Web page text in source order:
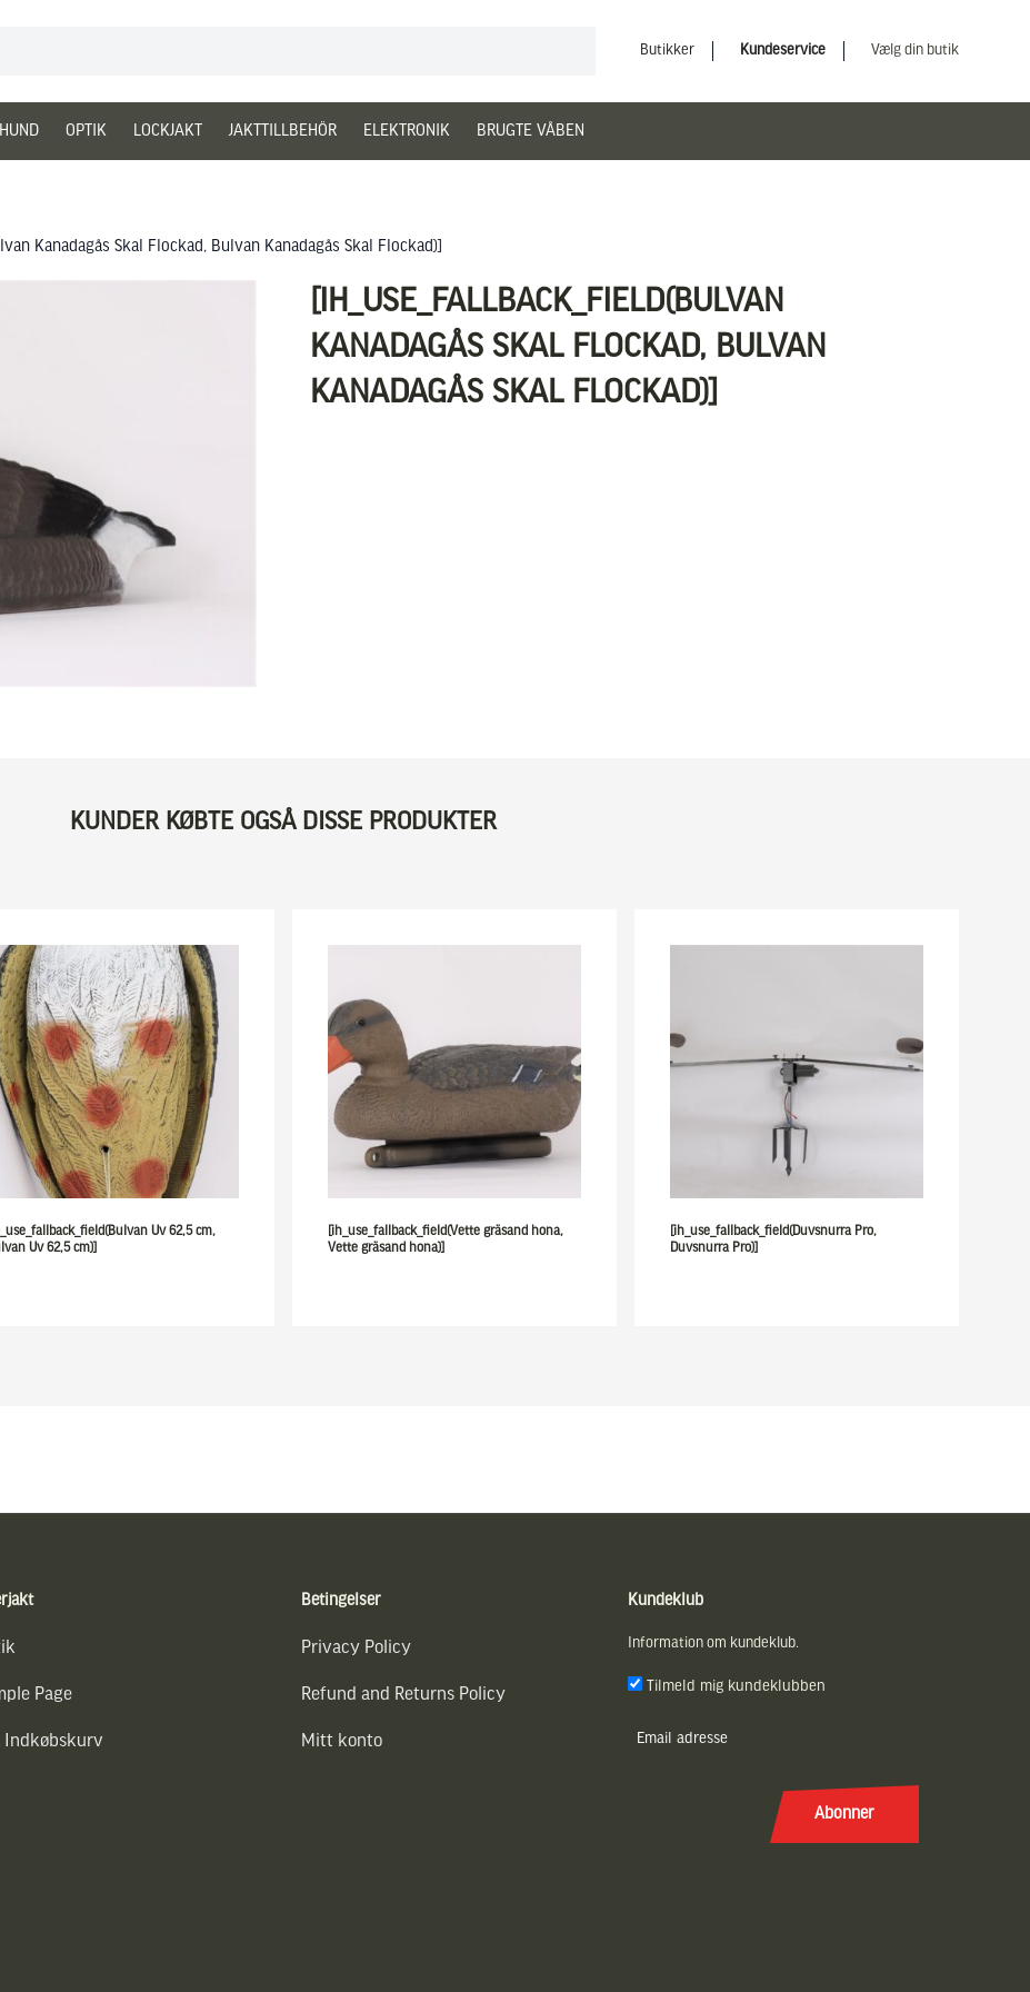
Butikker Kundeservice Vælg din butik
HUND OPTIK LOCKJAKT JAKTTILLBEHÖR ELEKTRONIK BRUGTE VÅBEN
Kanadagås Skal Flockad, Bulvan Kanadagås Skal Flockad)]
[IH_USE_FALLBACK_FIELD(BULVAN
KANADAGÅS SKAL FLOCKAD, BULVAN
KANADAGÅS SKAL FLOCKAD)]
KUNDER KØBTE OGSÅ DISSE PRODUKTER
Uv 62,5 cm,
Uv 62,5 cm)]
[ih_use_fallback_field(Vette gräsand hona,
Vette gräsand hona)]
[ih_use_fallback_field(Duvsnurra Pro,
Duvsnurra Pro)]
Page
Indkøbskurv
Betingelser
Privacy Policy
Refund and Returns Policy
Mitt konto
Kundeklub
Information om kundeklub.
Tilmeld mig kundeklubben
E-
Abonner